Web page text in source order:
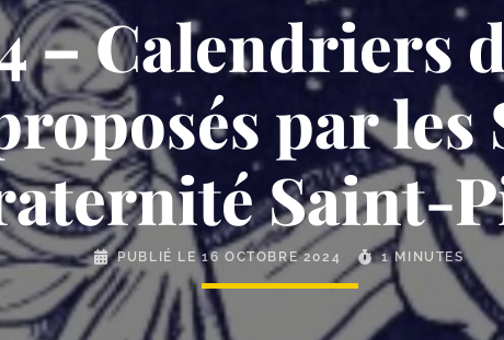
– Calendriers
par
Saint-​
PUBLIÉ LE16 OCTOBRE 2024 1 MINUTES